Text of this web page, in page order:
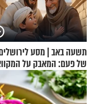
תשעה באב | מסע
של פעם: המאבק על